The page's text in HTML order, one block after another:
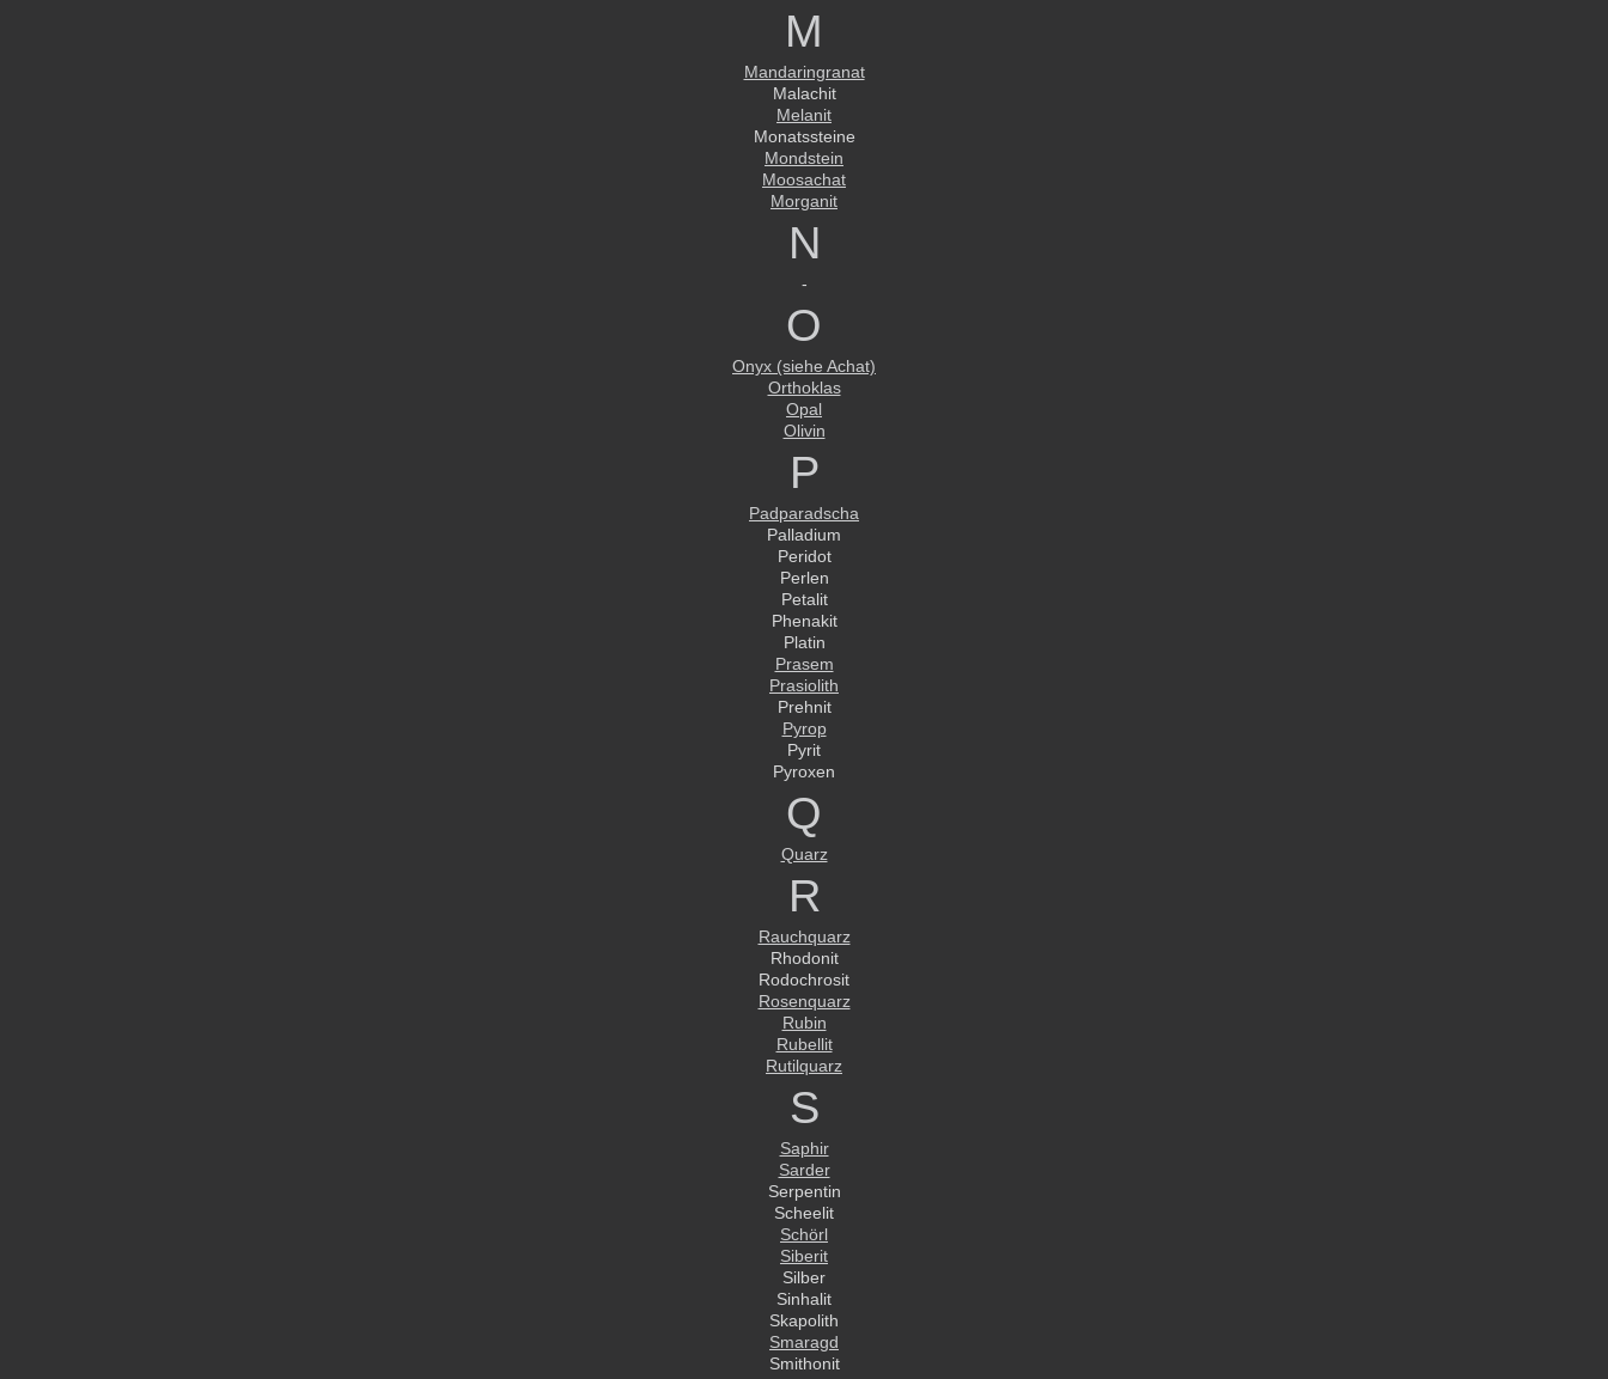
M
Mandaringranat
Malachit
Melanit
Monatssteine
Mondstein
Moosachat
Morganit
N
-
O
Onyx (siehe Achat)
Orthoklas
Opal
Olivin
P
Padparadscha
Palladium
Peridot
Perlen
Petalit
Phenakit
Platin
Prasem
Prasiolith
Prehnit
Pyrop
Pyrit
Pyroxen
Q
Quarz
R
Rauchquarz
Rhodonit
Rodochrosit
Rosenquarz
Rubin
Rubellit
Rutilquarz
S
Saphir
Sarder
Serpentin
Scheelit
Schörl
Siberit
Silber
Sinhalit
Skapolith
Smaragd
Smithonit